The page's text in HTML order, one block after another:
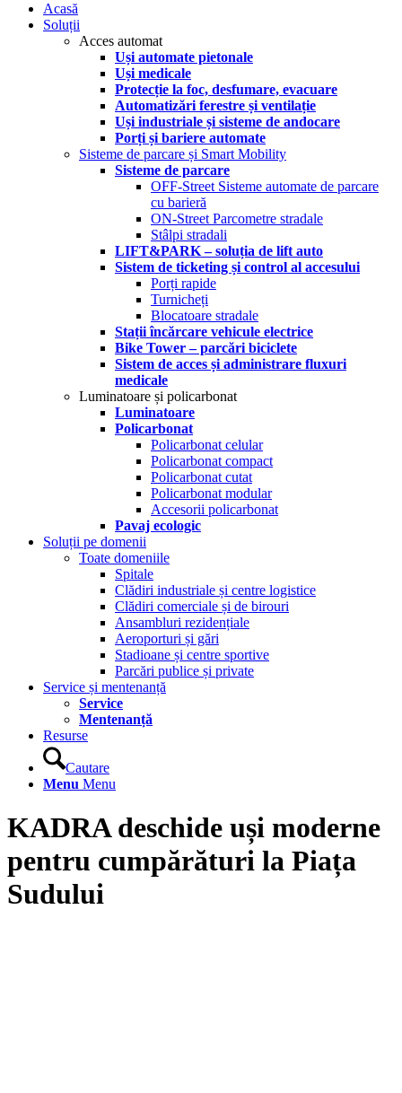
Acasă
Soluții
Acces automat
Uși automate pietonale
Uși medicale
Protecție la foc, desfumare, evacuare
Automatizări ferestre și ventilație
Uși industriale și sisteme de andocare
Porți și bariere automate
Sisteme de parcare și Smart Mobility
Sisteme de parcare
OFF-Street Sisteme automate de parcare
cu barieră
ON-Street Parcometre stradale
Stâlpi stradali
LIFT&PARK – soluția de lift auto
Sistem de ticketing și control al accesului
Porți rapide
Turnicheți
Blocatoare stradale
Stații încărcare vehicule electrice
Bike Tower – parcări biciclete
Sistem de acces și administrare fluxuri
medicale
Luminatoare și policarbonat
Luminatoare
Policarbonat
Policarbonat celular
Policarbonat compact
Policarbonat cutat
Policarbonat modular
Accesorii policarbonat
Pavaj ecologic
Soluții pe domenii
Toate domeniile
Spitale
Clădiri industriale și centre logistice
Clădiri comerciale și de birouri
Ansambluri rezidențiale
Aeroporturi și gări
Stadioane și centre sportive
Parcări publice și private
Service și mentenanță
Service
Mentenanță
Resurse
Cautare
Menu Menu
KADRA deschide uși moderne
pentru cumpărături la Piața
Sudului